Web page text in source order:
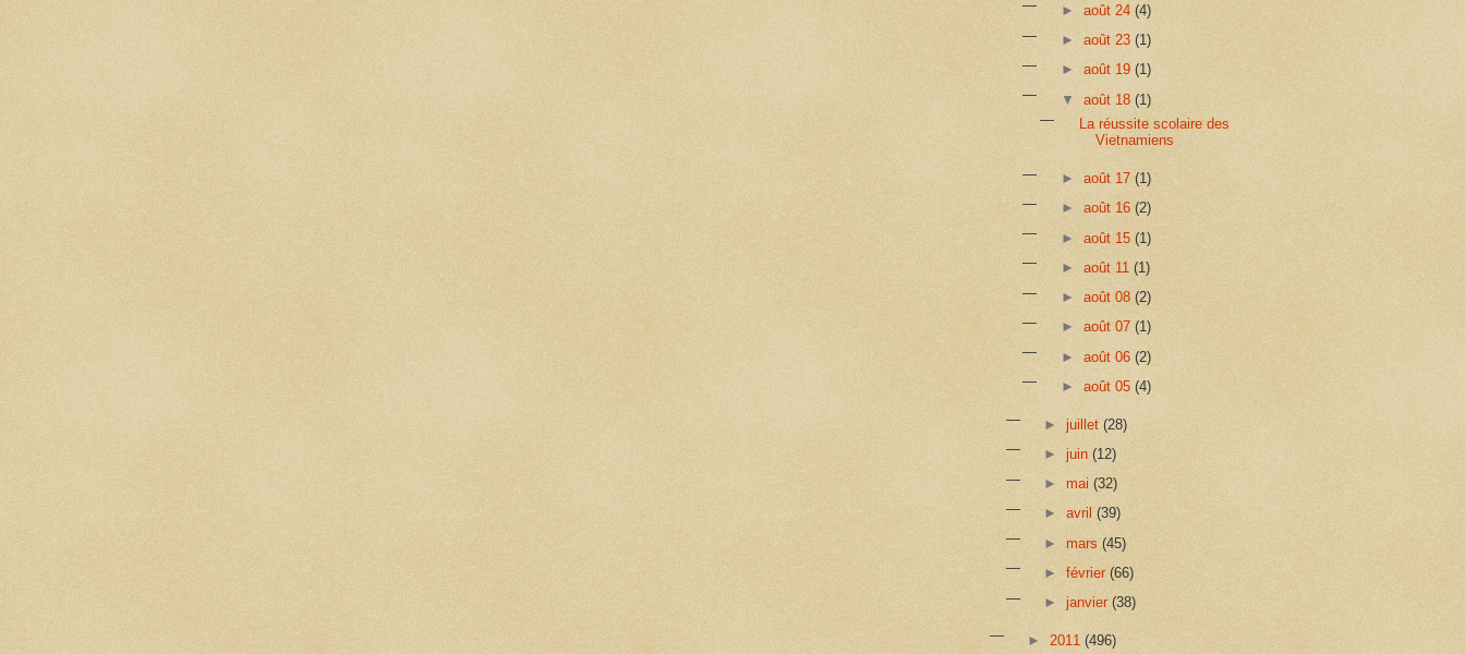
► août 24 (4)
► août 23 (1)
► août 19 (1)
▼ août 18 (1)
La réussite scolaire des
Vietnamiens
► août 17 (1)
► août 16 (2)
► août 15 (1)
► août 11 (1)
► août 08 (2)
► août 07 (1)
► août 06 (2)
► août 05 (4)
►juillet(28)
►juin(12)
►mai(32)
►avril(39)
►mars(45)
►février(66)
►janvier(38)
► 2011 (496)